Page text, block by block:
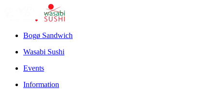
Bogø Sandwich
Wasabi Sushi
Events
Information